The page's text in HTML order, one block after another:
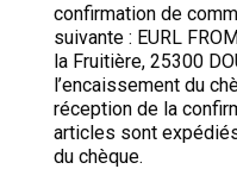
confirmation de
suivante : EURL
la Fruitière, 25300
l’encaissement du
réception de la
articles sont
du chèque.